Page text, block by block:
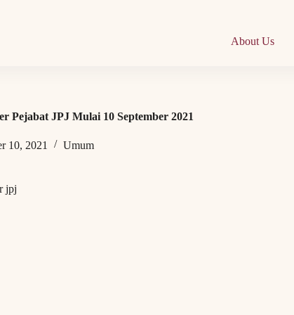
About Us
Pejabat JPJ Mulai 10 September 2021
10, 2021 Umum